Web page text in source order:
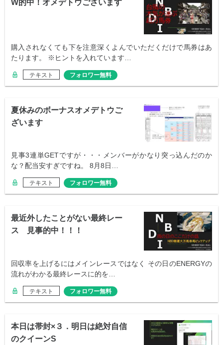
W的中！オメデトウございます
購入されなくても下を注意深くよんでいただくだけで馬券はあ
たります。 ※ヒントを入れています…
テキスト フォロワー無料
夏休みのボーナスオメデトウご
ざいます
見事3連単GETですが・・・メンバーがかなり突っ込んだのか
な？配当安すぎですね。 8月8日…
テキスト フォロワー無料
最近外したことがない最終レー
ス 見事的中！！！
回収率を上げるにはメインレースではなく その日のENERGYの
流れがわかる最終レースに的を…
テキスト フォロワー無料
本日は帯封×３．明日は絶対自信
のクイーンS